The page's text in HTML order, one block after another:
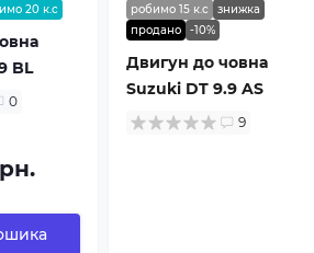
20 к.с
BL
0
робимо 15 к.с
знижка
продано
-10%
Двигун до човна
Suzuki DT 9.9 AS
9